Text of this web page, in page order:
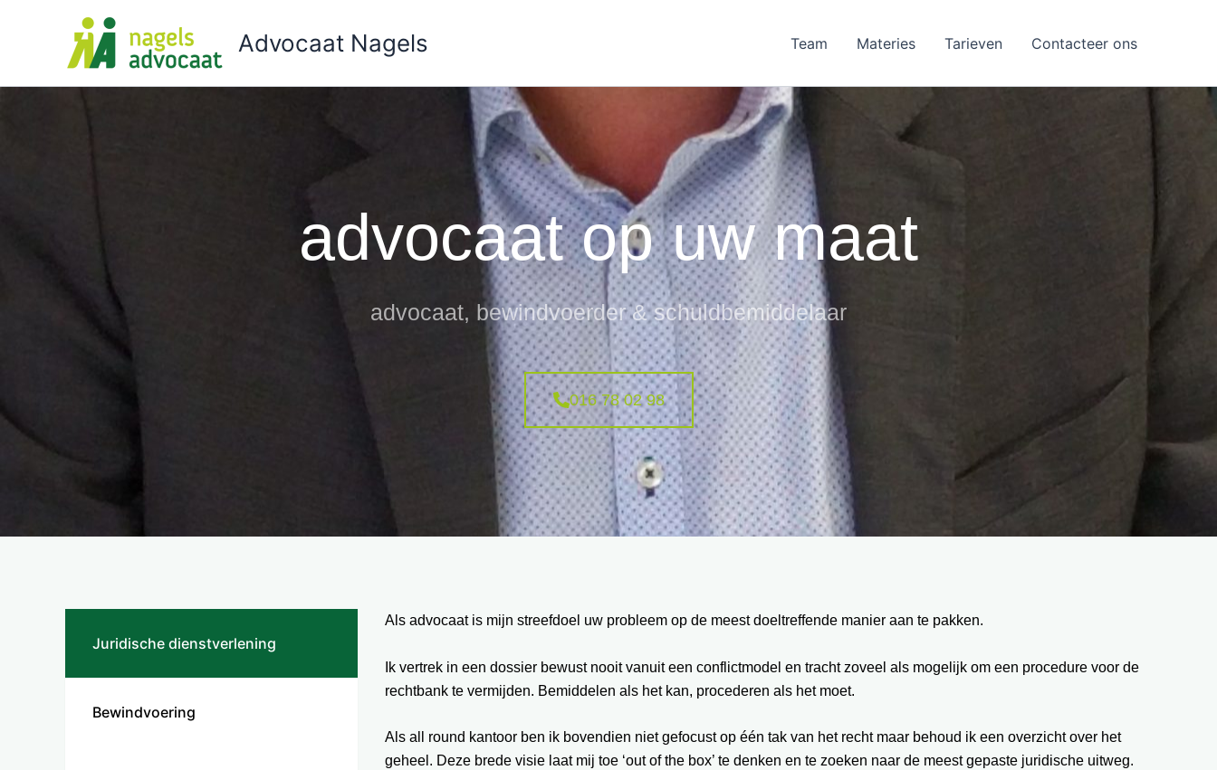
inhoud
Advocaat Nagels Team Materies Tarieven Contacteer ons
advocaat op uw maat
advocaat, bewindvoerder & schuldbemiddelaar
016 78 02 98
Juridische dienstverlening
Bewindvoering
Als advocaat is mijn streefdoel uw probleem op de meest doeltreffende manier aan te pakken.
Ik vertrek in een dossier bewust nooit vanuit een conflictmodel en tracht zoveel als mogelijk om een procedure voor de
rechtbank te vermijden. Bemiddelen als het kan, procederen als het moet.
Als all round kantoor ben ik bovendien niet gefocust op één tak van het recht maar behoud ik een overzicht over het
geheel. Deze brede visie laat mij toe ‘out of the box’ te denken en te zoeken naar de meest gepaste juridische uitweg.